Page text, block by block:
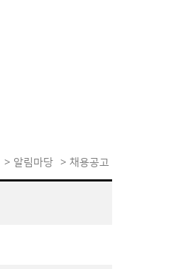
> 채용공고
> 알림마당